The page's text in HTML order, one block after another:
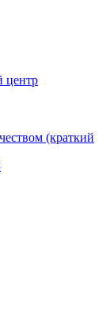
центр
(краткий